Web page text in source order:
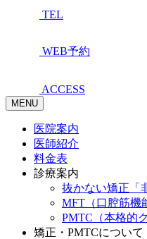
TEL
WEB予約
ACCESS
MENU
医院案内
医師紹介
料金表
診療案内
抜かない矯正「
MFT（口腔筋機
PMTC（本格的
矯正・PMTCについて